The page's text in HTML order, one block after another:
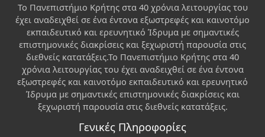
Το Πανεπιστήμιο Κρήτης στα 40 χρόνια λειτουργίας του
έχει αναδειχθεί σε ένα έντονα εξωστρεφές και καινοτόμο
εκπαιδευτικό και ερευνητικό Ίδρυμα με σημαντικές
επιστημονικές διακρίσεις και ξεχωριστή παρουσία στις
διεθνείς κατατάξεις.Το Πανεπιστήμιο Κρήτης στα 40
χρόνια λειτουργίας του έχει αναδειχθεί σε ένα έντονα
εξωστρεφές και καινοτόμο εκπαιδευτικό και ερευνητικό
Ίδρυμα με σημαντικές επιστημονικές διακρίσεις και
ξεχωριστή παρουσία στις διεθνείς κατατάξεις.
Γενικές Πληροφορίες